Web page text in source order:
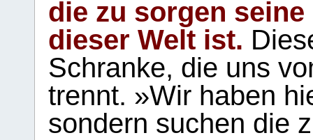
die zu sorgen
dieser Welt ist.
Schranke, die uns
trennt. »Wir haben
sondern suchen die